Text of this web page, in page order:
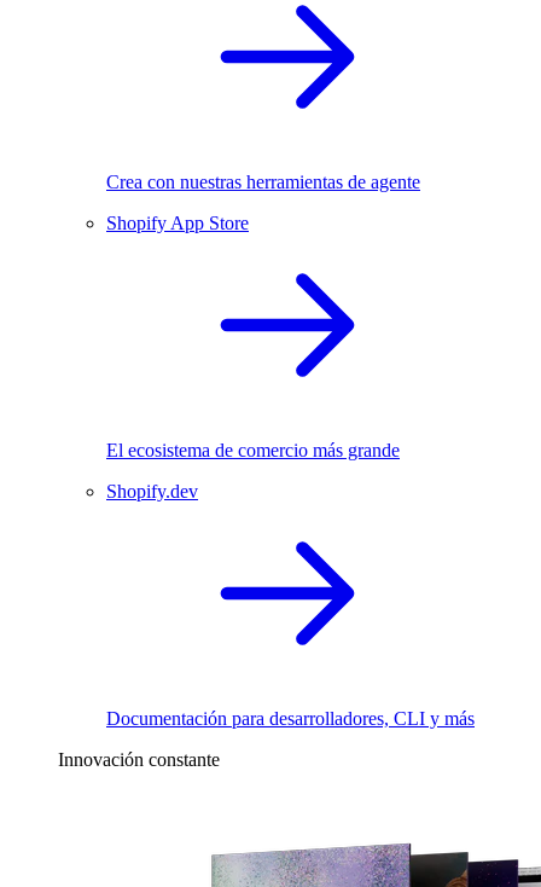
Crea con nuestras herramientas de agente
Shopify App Store
El ecosistema de comercio más grande
Shopify.dev
Documentación para desarrolladores, CLI y más
Innovación constante